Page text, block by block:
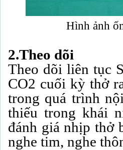
Hình ảnh
2.Theo dõi
Theo dõi liên tục
CO2 cuối kỳ thở
trong quá trình
thiếu trong khái
đánh giá nhịp thở
nghe tim, nghe